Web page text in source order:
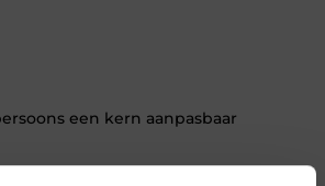
een kern aanpasbaar